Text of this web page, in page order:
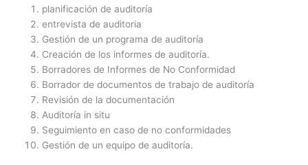
planificación de auditoría
entrevista de auditoria
Gestión de un programa de auditoría
Creación de los informes de auditoría.
Borradores de Informes de No Conformidad
Borrador de documentos de trabajo de auditoría
Revisión de la documentación
Auditoría in situ
Seguimiento en caso de no conformidades
Gestión de un equipo de auditoría.